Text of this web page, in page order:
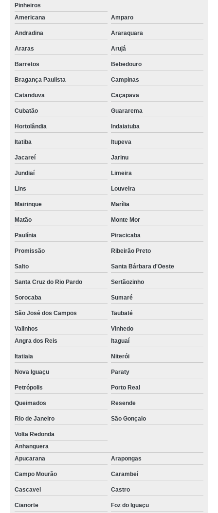
Pinheiros
Americana
Amparo
Andradina Araraquara
Araras Arujá
Barretos Bebedouro
Bragança Paulista Campinas
Catanduva Caçapava
Cubatão Guararema
Hortolândia Indaiatuba
Itatiba Itupeva
Jacareí Jarinu
Jundiaí Limeira
Lins Louveira
Mairinque Marília
Matão Monte Mor
Paulínia Piracicaba
Promissão Ribeirão Preto
Salto Santa Bárbara d'Oeste
Santa Cruz do Rio Pardo Sertãozinho
Sorocaba Sumaré
São José dos Campos Taubaté
Valinhos
Vinhedo
Angra dos Reis
Itaguaí
Itatiaia Niterói
Nova Iguaçu Paraty
Petrópolis Porto Real
Queimados Resende
Rio de Janeiro São Gonçalo
Volta Redonda
Anhanguera
Apucarana
Arapongas
Campo Mourão Carambeí
Cascavel Castro
Cianorte Foz do Iguaçu